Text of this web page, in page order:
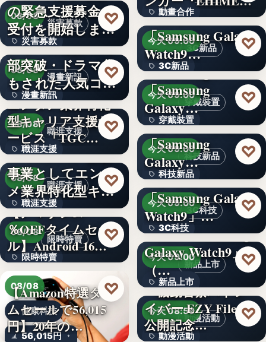
60
災害募款
08/08
災害募款
文字
の緊急支援募金の
受付を開始しまし
た
♡
漫畫新訊
08/08
漫畫新訊
文字
シリーズ累計40万
部突破・ドラマ化
もされた人気コミ
ック！…
♡
職涯支援
08/08
職涯支援
330,000
エンタメ業界特化
型キャリア支援サ
ービス「TGC…
♡
職涯支援
08/08
職涯支援
文字
W TOKYO、新規
事業としてエンタ
メ業界特化型キャ
リア…
♡
限時特賣
08/08
限時特賣
15,800円
【アマゾン37
％OFFタイムセー
ル】Android 16…
♡
08/08
健康科技
56,015円
【Amazon特選タイ
ムセールで56,015
円】20年の…
♡
動畫合作
108
きゃん…
3C新品
今天 09:00
3C新品
文字
＜OPEN＞
「Samsung Galaxy
Watch9…
♡
穿戴裝置
今天 09:00
穿戴裝置
文字
＜Samsung＞
「Samsung
Galaxy…
♡
科技新品
今天 09:00
科技新品
文字
＜ソフトバンク＞
「Samsung
Galaxy…
♡
3C科技
今天 09:00
3C科技
文字
＜ドコモ＞
「Samsung Galaxy
Watch9」…
♡
新品上市
今天 09:00
新品上市
文字
＜au＞「Samsung
Galaxy Watch9」
（…
♡
動漫活動
今天 08:59
動漫活動
『機動警察パトレ
イバー EZY File 2』
公開記念…
♡